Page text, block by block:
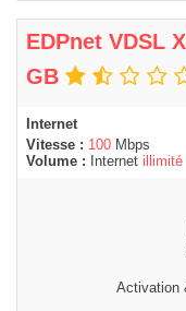
EDPnet VDSL
GB
Internet
Vitesse : 100 Mbps
Volume :
Internet illimité
Activation